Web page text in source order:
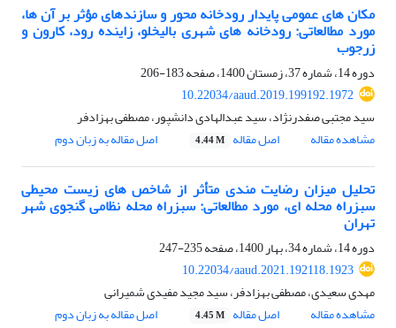
مکان های عمومی پایدار رودخانه محور و سازندهای مؤثر بر آن ها،
مورد مطالعاتی: رودخانه های شهری بالیخلو، زاینده رود، کارون و
زرجوب
دوره 14، شماره 37، زمستان 1400، صفحه
183-206
10.22034/aaud.2019.199192.1972
سید مجتبی صفدرنژاد، سید عبدالهادی دانشپور، مصطفی بهزادفر
مشاهده مقاله
اصل مقاله 4.44 M اصل مقاله به زبان دوم
تحلیل میزان رضایت مندی متأثر از شاخص های زیست محیطی
سبزراه محله ای، مورد مطالعاتی: سبزراه محله نظامی گنجوی شهر
تهران
دوره 14، شماره 34، بهار 1400، صفحه
235-247
10.22034/aaud.2021.192118.1923
مهدی سعیدی، مصطفی بهزادفر، سید مجید مفیدی شمیرانی
مشاهده مقاله
اصل مقاله 4.45 M اصل مقاله به زبان دوم